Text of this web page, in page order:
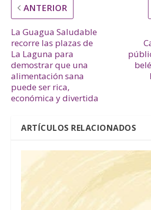
ANTERIOR
La Guagua Saludable
recorre las plazas de
La Laguna para
demostrar que una
alimentación sana
puede ser rica,
económica y divertida
ARTÍCULOS RELACIONADOS